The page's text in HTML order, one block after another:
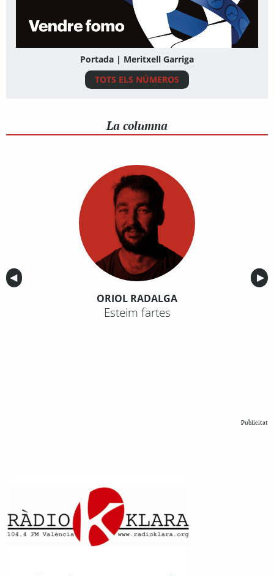
Portada | Meritxell Garriga
TOTS ELS NÚMEROS
La columna
Anterior
◀︎ ▶︎
ORIOL RADALGA
Esteim fartes
Publicitat